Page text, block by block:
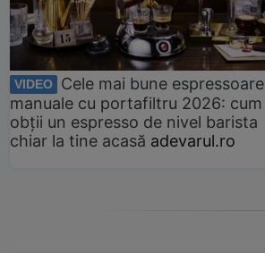
VIDEO
Cele mai bune espressoare
manuale cu portafiltru 2026: cum
obții un espresso de nivel barista
chiar la tine acasă adevarul.ro